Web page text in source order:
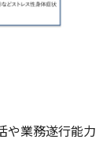
や業務遂行能力